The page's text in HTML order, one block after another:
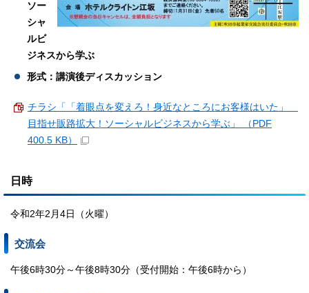
ソー
シャ
ルビ
ジネスから学ぶ
形式：講演後ディスカッション
チラシ「「着眼点を変えろ！身近なところにお客様はいた」
目指せ販路拡大！ソーシャルビジネスから学ぶ」 （PDF
400.5 KB）
日時
令和2年2月4日（火曜）
交流会
午後6時30分～午後8時30分（受付開始：午後6時から）